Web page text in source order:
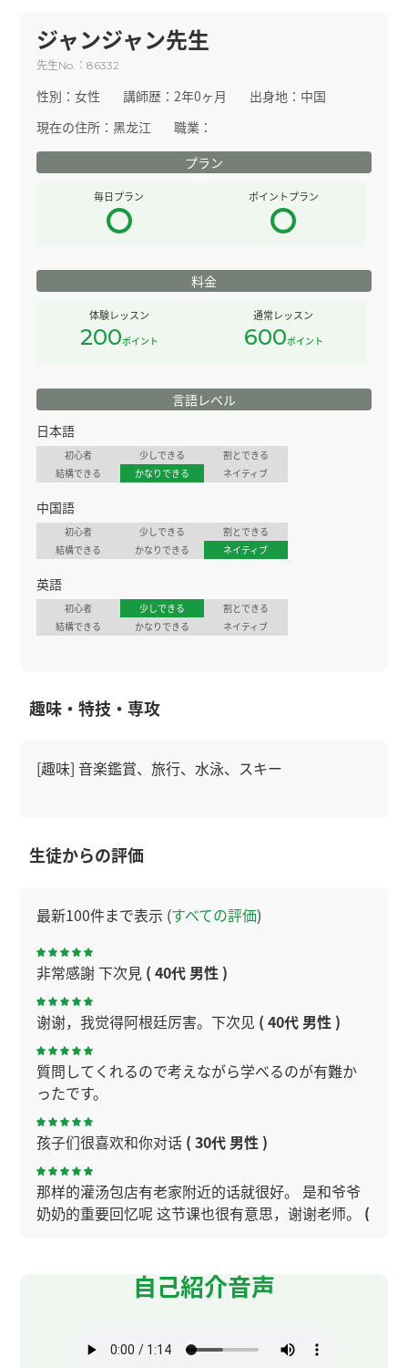
ジャンジャン先生
先生No. ：86332
性別：女性 講師歴：2年0ヶ月 出身地： 中国
現在の住所：黑龙江
職業：
プラン
毎日プラン ポイントプラン
料金
体験レッスン
200ポイント
通常レッスン
600ポイント
言語レベル
日本語
初心者 少しできる
割とできる
結構できる
かなりできる ネイティブ
中国語
初心者 少しできる
割とできる
結構できる
かなりできる ネイティブ
英語
初心者 少しできる
割とできる
結構できる
かなりできる ネイティブ
趣味・特技・専攻
[趣味] 音楽鑑賞、旅行、水泳、スキー
生徒からの評価
最新100件まで表示 (すべての評価)
非常感謝 下次見 ( 40代 男性 )
谢谢，我觉得阿根廷厉害。下次见 ( 40代 男性 )
質問してくれるので考えながら学べるのが有難か
ったです。
孩子们很喜欢和你对话 ( 30代 男性 )
那样的灌汤包店有老家附近的话就很好。 是和爷爷
奶奶的重要回忆呢 这节课也很有意思，谢谢老师。 (
谢谢您的课！今天也上得很开心！
粽子的味道很多，下次我试试一下。下次见～
自己紹介音声